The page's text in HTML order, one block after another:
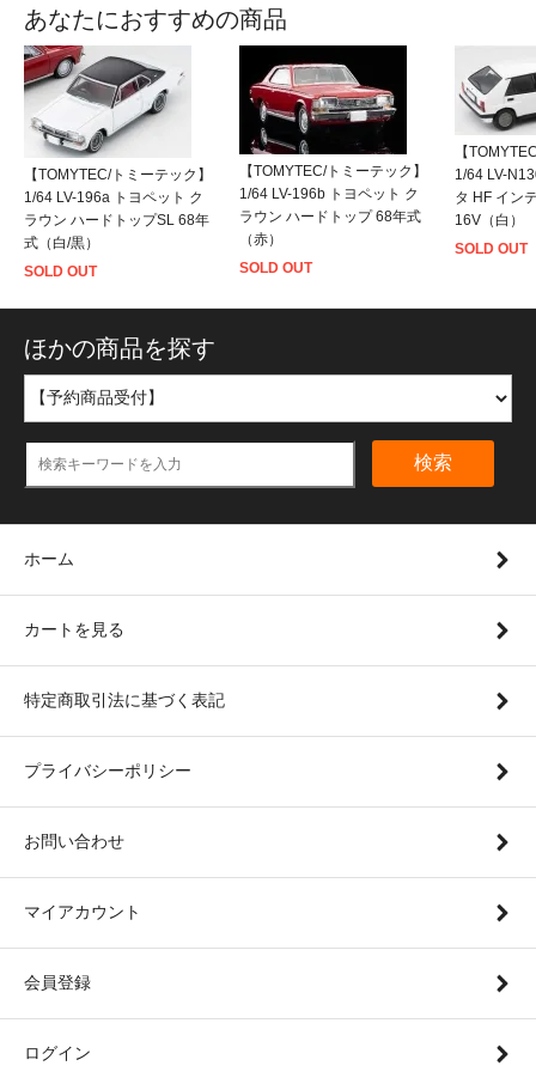
あなたにおすすめの商品
【TOMYTEC/トミーテック】
1/64 LV-196a トヨペット ク
ラウン ハードトップSL 68年
式（白/黒）
SOLD OUT
【TOMYTEC/トミーテック】
1/64 LV-196b トヨペット ク
ラウン ハードトップ 68年式
（赤）
SOLD OUT
【
1/64 LV-
タ HF イン
16V（白）
SOLD OUT
ほかの商品を探す
検索
ホーム
カートを見る
特定商取引法に基づく表記
プライバシーポリシー
お問い合わせ
マイアカウント
会員登録
ログイン